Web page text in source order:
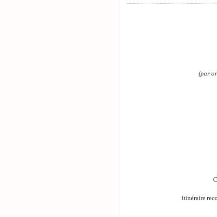
(par
itinéraire